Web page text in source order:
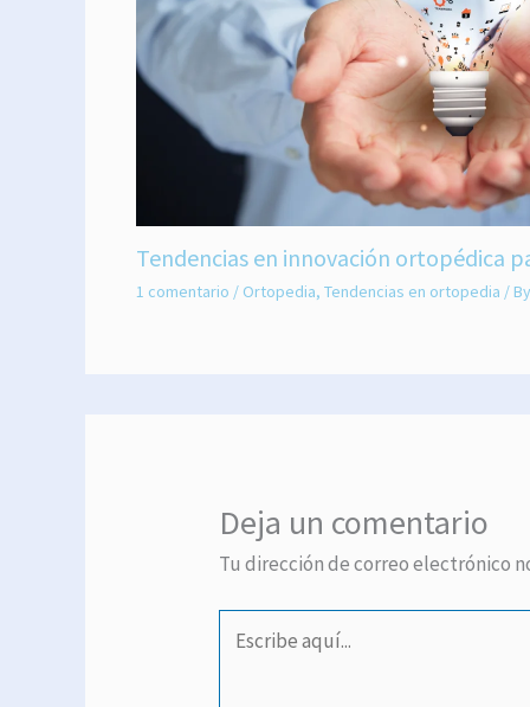
Tendencias en innovación ortopédica
1 comentario / Ortopedia, Tendencias en ortopedia /
Deja un comentario
Tu dirección de correo electrónico
aquí...